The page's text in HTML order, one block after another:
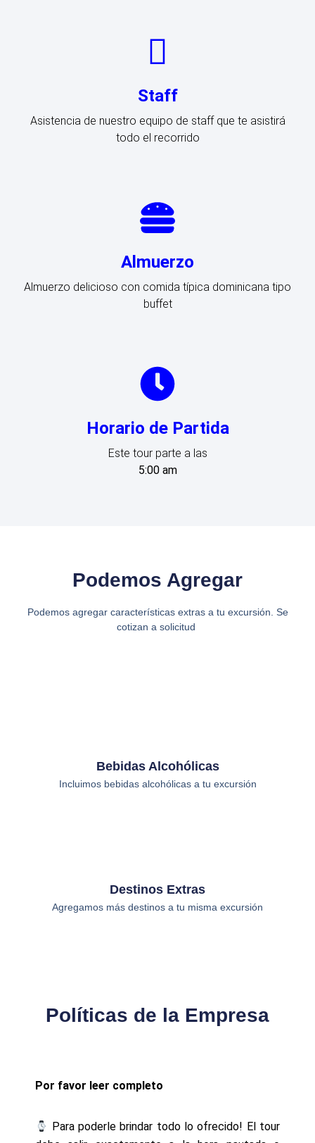
Staff
Asistencia de nuestro equipo de staff que te asistirá
todo el recorrido
Almuerzo
Almuerzo delicioso con comida típica dominicana tipo
buffet
Horario de Partida
Este tour parte a las
5:00 am
Podemos Agregar
Podemos agregar características extras a tu excursión. Se
cotizan a solicitud
Bebidas Alcohólicas
Incluimos bebidas alcohólicas a tu excursión
Destinos Extras
Agregamos más destinos a tu misma excursión
Políticas de la Empresa
Por favor leer completo
Para poderle brindar todo lo ofrecido! El tour